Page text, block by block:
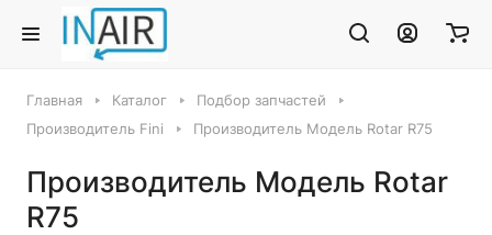
Главная Каталог
Подбор запчастей
Производитель Fini
Производитель Модель Rotar R75
Производитель Модель Rotar
R75